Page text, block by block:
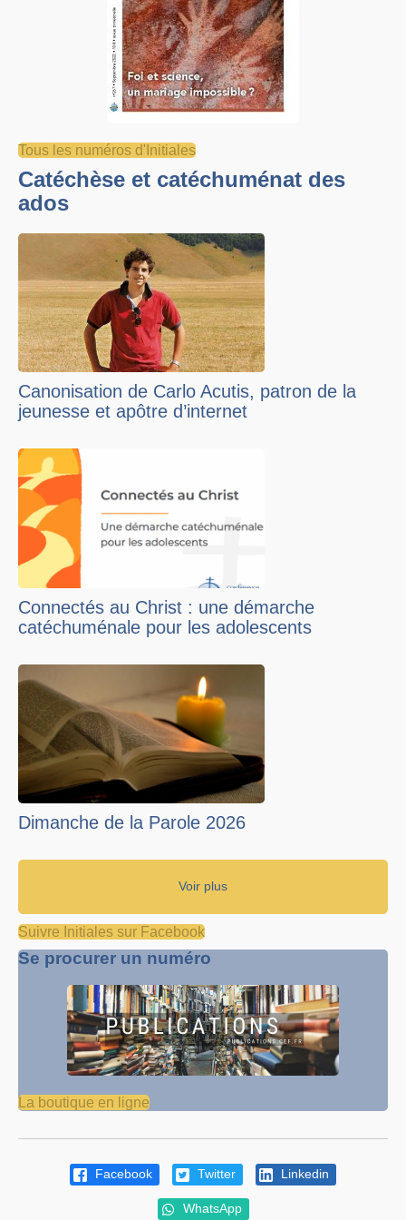
Tous les numéros d'Initiales
Catéchèse et catéchuménat des
ados
Canonisation de Carlo Acutis, patron de la
jeunesse et apôtre d’internet
Connectés au Christ : une démarche
catéchuménale pour les adolescents
Dimanche de la Parole 2026
Voir plus
Suivre Initiales sur Facebook
Se procurer un numéro
La boutique en ligne
Facebook Twitter Linkedin
WhatsApp